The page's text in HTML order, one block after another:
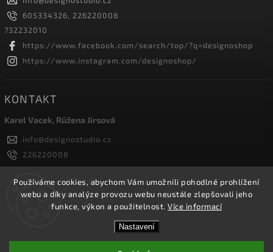
Používáme cookies, abychom Vám umožnili pohodlné prohlížení
webu a díky analýze provozu webu neustále zlepšovali jeho
funkce, výkon a použitelnost. Více informací
Nastavení
605334326, 226220008
732232010
https://www.facebook.com/search/top/?q=designoshop
https://www.instagram.com/designoshop/
KONTAKT
Karel Vacek, Růžena Jirsová
info@designostudio.cz
226220008
605334326, 732232010
Designoshop
designoshop
Designoshop. Všechna práva vyhrazena.
Upravit nastavení cookies